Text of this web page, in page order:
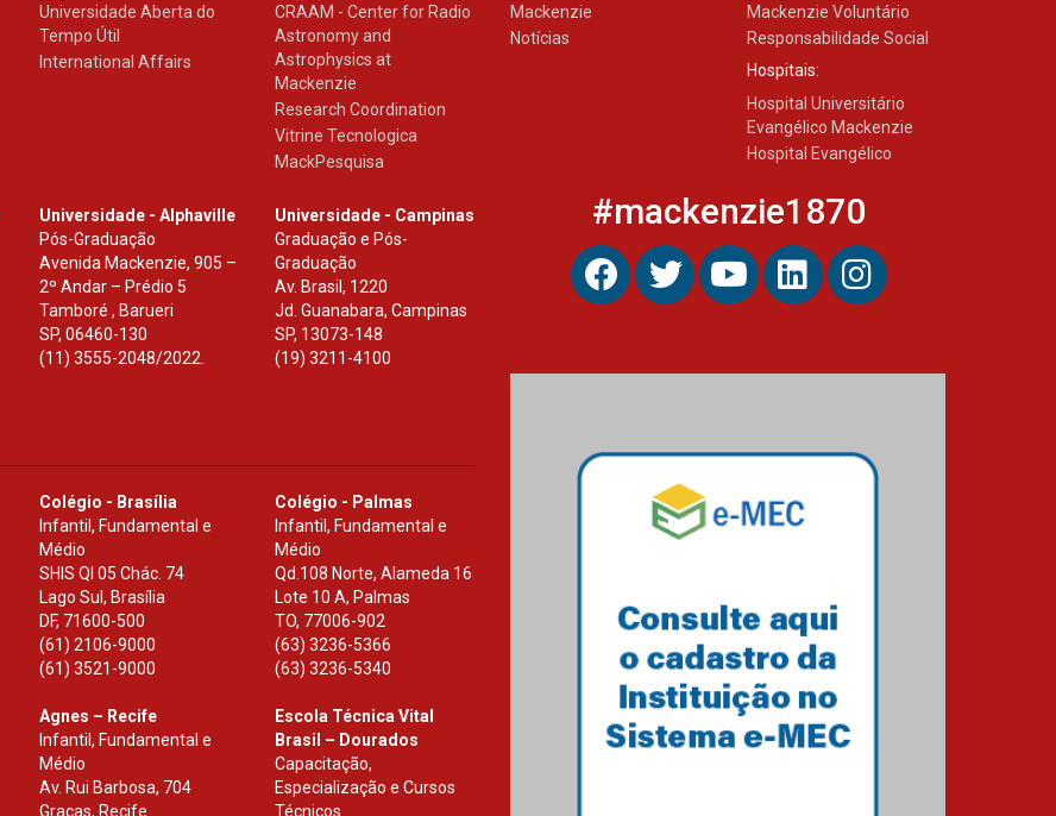
Universidade Aberta do
Tempo Útil
International Affairs
CRAAM - Center for Radio
Astronomy and
Astrophysics at
Mackenzie
Research Coordination
Vitrine Tecnologica
MackPesquisa
Mackenzie
Notícias
Mackenzie Voluntário
Responsabilidade Social
Hospitais:
Hospital Universitário
Evangélico Mackenzie
Hospital Evangélico
Universidade - Alphaville
Pós-Graduação
Avenida Mackenzie, 905 –
2º Andar – Prédio 5
Tamboré , Barueri
SP, 06460-130
(11) 3555-2048/2022.
Universidade - Campinas
Graduação e Pós-
Graduação
Av. Brasil, 1220
Jd. Guanabara, Campinas
SP, 13073-148
(19) 3211-4100
Colégio - Brasília
Infantil, Fundamental e
Médio
SHIS Ql 05 Chác. 74
Lago Sul, Brasília
DF, 71600-500
(61) 2106-9000
(61) 3521-9000
Colégio - Palmas
Infantil, Fundamental e
Médio
Qd.108 Norte, Alameda 16
Lote 10 A, Palmas
TO, 77006-902
(63) 3236-5366
(63) 3236-5340
Agnes – Recife
Infantil, Fundamental e
Médio
Av. Rui Barbosa, 704
Graças, Recife
Escola Técnica Vital
Brasil – Dourados
Capacitação,
Especialização e Cursos
Técnicos
#mackenzie1870